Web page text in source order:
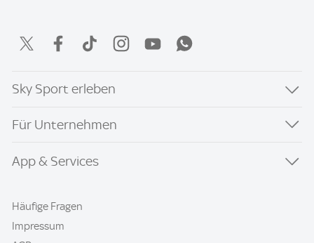
Sky Sport erleben
Für Unternehmen
App & Services
Häufige Fragen
Impressum